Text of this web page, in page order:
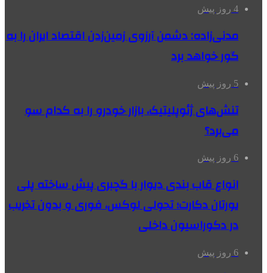
4 روز پیش
مدنی‌زاده: دشمن آرزوی زمین‌زدن اقتصاد ایران را به
گور خواهد برد
5 روز پیش
تنش‌های ژئوپلیتیک، بازار خودرو را به کدام سو
می‌برد؟
6 روز پیش
انواع قاب بندی دیوار با گچبری پیش ساخته پلی
یورتان دکارت؛ تحولی لوکس، فوری و بدون تخریب
در دکوراسیون داخلی
6 روز پیش